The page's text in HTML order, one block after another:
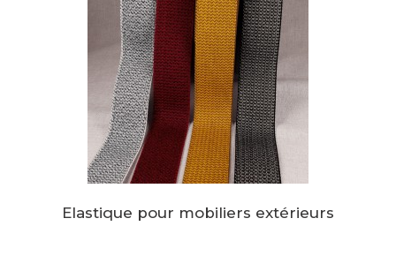
Elastique pour mobiliers extérieurs